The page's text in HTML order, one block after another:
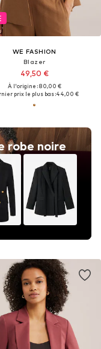
robe noire
WE FASHION
Blazer
49,50 €
À l'origine : 80,00 €
prix le plus bas :44,00 €